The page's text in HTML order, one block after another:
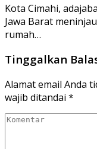
Kota Cimahi,
Jawa Barat
rumah…
Tinggalkan
Alamat email Anda
wajib ditandai *